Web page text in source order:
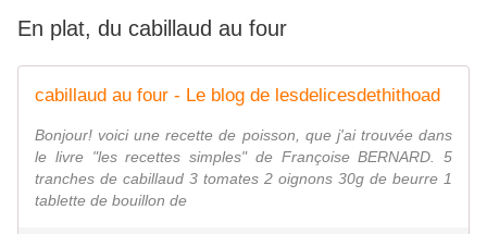
En plat, du cabillaud au four
cabillaud au four - Le blog de lesdelicesdethithoad
Bonjour! voici une recette de poisson, que j'ai trouvée dans
le livre "les recettes simples" de Françoise BERNARD. 5
tranches de cabillaud 3 tomates 2 oignons 30g de beurre 1
tablette de bouillon de